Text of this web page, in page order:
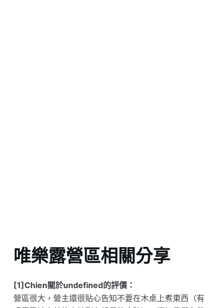
唯樂露營區相關分享
[1]Chien關於undefined的評價：
營區很大，營主還很貼心告知不要在木桌上煮東西（有